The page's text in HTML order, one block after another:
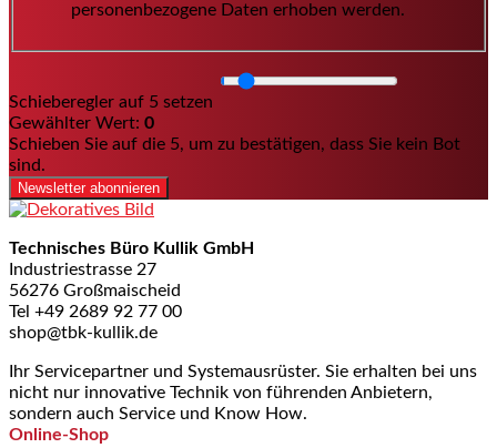
personenbezogene Daten erhoben werden.
Schieberegler auf 5 setzen
Gewählter Wert: 0
Schieben Sie auf die 5, um zu bestätigen, dass Sie kein Bot
sind.
Newsletter abonnieren
Technisches Büro Kullik GmbH
Industriestrasse 27
56276 Großmaischeid
Tel +49 2689 92 77 00
shop@tbk-kullik.de
Ihr Servicepartner und Systemausrüster. Sie erhalten bei uns
nicht nur innovative Technik von führenden Anbietern,
sondern auch Service und Know How.
Online-Shop